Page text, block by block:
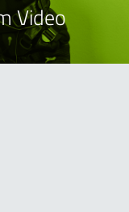
Video